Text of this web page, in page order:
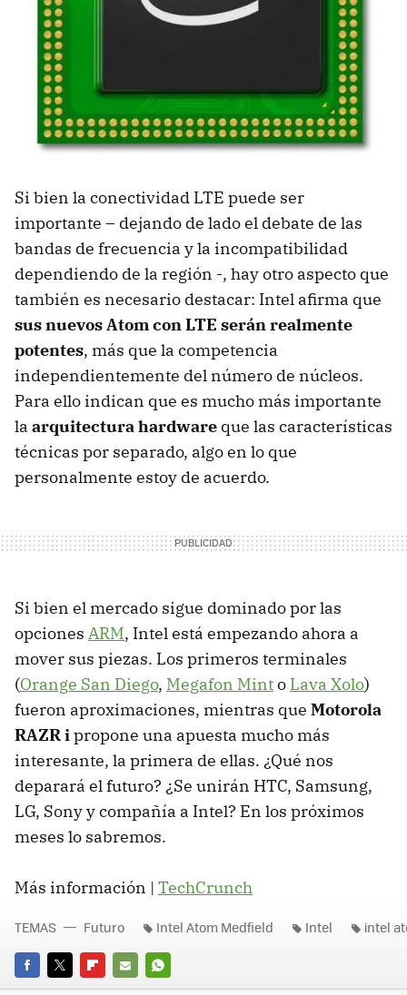
Si bien la conectividad LTE puede ser
importante – dejando de lado el debate de las
bandas de frecuencia y la incompatibilidad
dependiendo de la región -, hay otro aspecto que
también es necesario destacar: Intel afirma que
sus nuevos Atom conLTE serán realmente
potentes, más que la competencia
independientemente del número de núcleos.
Para ello indican que es mucho más importante
la arquitectura hardware que las características
técnicas por separado, algo en lo que
personalmente estoy de acuerdo.
Si bien el mercado sigue dominado por las
opciones ARM, Intel está empezando ahora a
mover sus piezas. Los primeros terminales
(Orange San Diego, Megafon Minto Lava Xolo)
fueron aproximaciones, mientras que Motorola
RAZRipropone una apuesta mucho más
interesante, la primera de ellas. ¿Qué nos
deparará el futuro? ¿Se unirán HTC, Samsung,
LG, Sony y compañía a Intel? En los próximos
meses lo sabremos.
Más información | TechCrunch
FACEBOOK
TWITTERFLIPBOARD
E-
WHATSAPP
TEMAS Futuro Intel Atom Medfield Intel intel